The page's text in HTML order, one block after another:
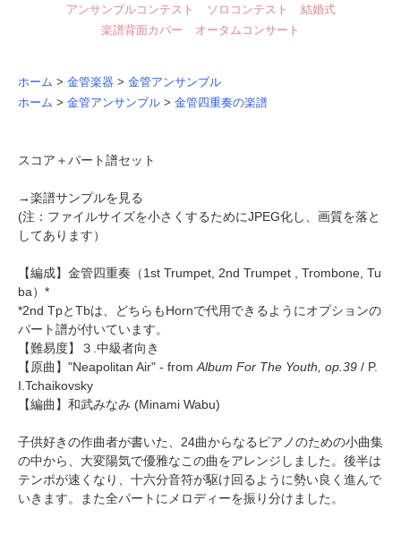
アンサンブルコンテスト ソロコンテスト
結婚式
楽譜背面カバー
オータムコンサート
ホーム > 金管楽器 > 金管アンサンブル
ホーム > 金管アンサンブル > 金管四重奏の楽譜
スコア＋パート譜セット
→楽譜サンプルを見る
(注：ファイルサイズを小さくするためにJPEG化し、画質を落と
してあります）
【編成】 金管四重奏 （1st Trumpet, 2nd Trumpet , Trombone, Tu
ba）*
*2nd TpとTbは、どちらもHornで代用できるようにオプションの
パート譜が付いています。
【難易度】３.中級者向き
【原曲】"Neapolitan Air" - from Album For The Youth, op.39 / P.
I.Tchaikovsky
【編曲】 和武みなみ (Minami Wabu)
子供好きの作曲者が書いた、24曲からなるピアノのための小曲集
の中から、大変陽気で優雅なこの曲をアレンジしました。後半は
テンポが速くなり、十六分音符が駆け回るように勢い良く進んで
いきます。また全パートにメロディーを振り分けました。